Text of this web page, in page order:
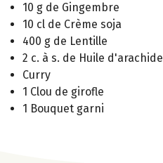
10 g de Gingembre
10 cl de Crème soja
400 g de Lentille
2 c. à s. de Huile d'arachide
Curry
1 Clou de girofle
1 Bouquet garni